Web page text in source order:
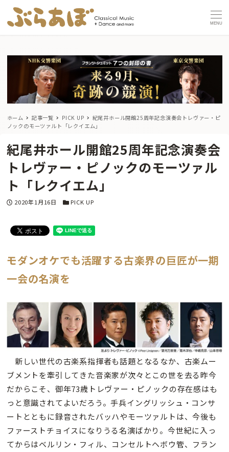
MENU
ホーム 記事一覧 PICK UP
紀尾井ホール開館25周年記念演奏会トレヴァー・ピ
ノックのモーツァルト「レクイエム」
紀尾井ホール開館25周年記念演奏会
トレヴァー・ピノックのモーツァル
ト「レクイエム」
投稿日
2020年1月16日 カテゴリー
PICK UP
モダンオケでも活躍する古楽界の巨匠が一期
一会の名演を
新しい世代の古楽系指揮者も話題となるなか、古楽ムー
ブメントを牽引してきた音楽家が次々とこの世を去る昨今
だからこそ、御年73歳トレヴァー・ピノックの存在感はも
っと意識されてよいだろう。手兵イングリッシュ・コンサ
ートとともに録音されたバッハやモーツァルトは、今後も
ファーストチョイスになりうる名演ばかり。今世紀に入っ
てからはベルリン・フィル、コンセルトヘボウ管、フラン